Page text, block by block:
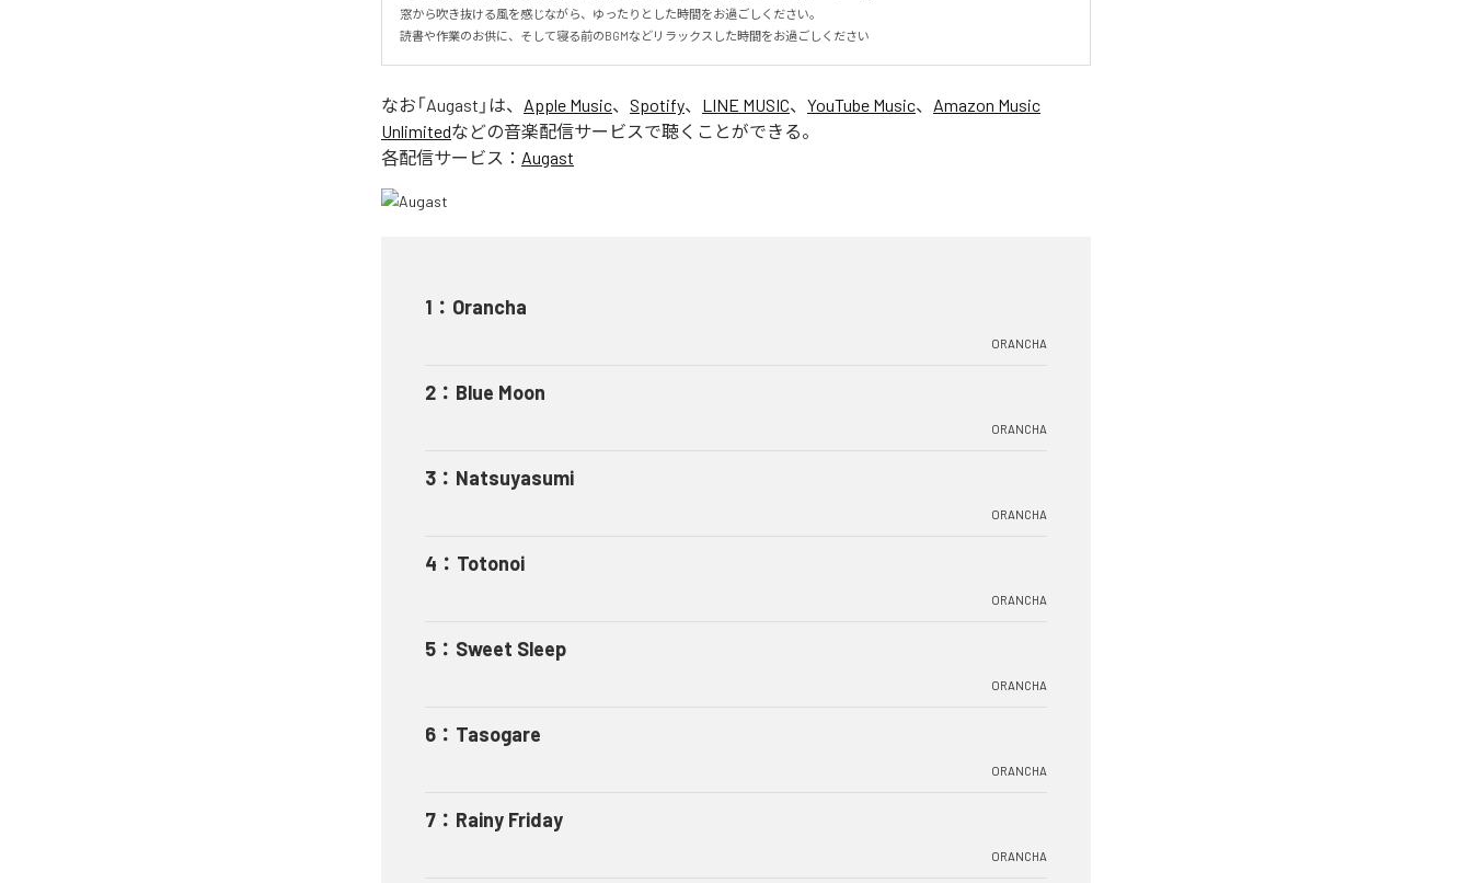
窓から吹き抜ける風を感じながら、ゆったりとした時間をお過ごしください。
読書や作業のお供に、そして寝る前のBGMなどリラックスした時間をお過ごしください
なお「Augast 」は、 Apple Music、 Spotify、 LINE MUSIC、 YouTube Music、 Amazon Music
Unlimitedなどの音楽配信サービスで聴くことができる。
各配信サービス： Augast
1 ： Orancha
ORANCHA
2 ： Blue Moon
ORANCHA
3 ： Natsuyasumi
ORANCHA
4 ： Totonoi
ORANCHA
5 ： Sweet Sleep
ORANCHA
6 ： Tasogare
ORANCHA
7 ： Rainy Friday
ORANCHA